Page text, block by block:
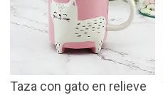
Taza con gato en relieve